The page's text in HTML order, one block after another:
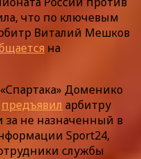
что по ключевым
Виталий Мешков
на
Доменико
предъявил арбитру
не назначенный в
Sport24,
службы